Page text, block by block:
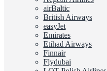
airBaltic
British Airways
easyJet
Emirates
Etihad Airways
Finnair
Flydubai